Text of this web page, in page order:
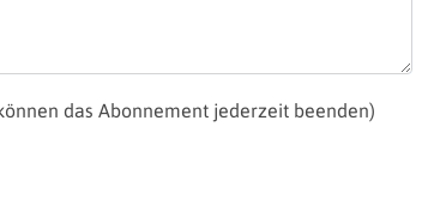
das Abonnement jederzeit beenden)